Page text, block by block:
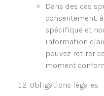
Dans des cas
consentement,
spécifique et
information
pouvez retirer
moment
Obligations légales